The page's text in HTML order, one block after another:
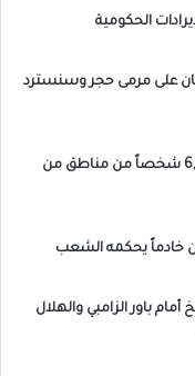
الحكومية
على مرمى حجر وسنسترد
الهجرة الدولية: فرار 6,650 شخصاً من مناطق من
خادماً يحكمه الشعب
باور الزامبي والهلال